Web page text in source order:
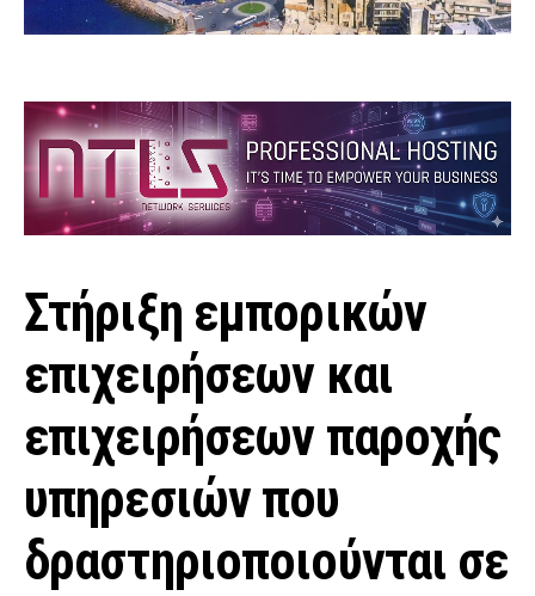
Στήριξη εμπορικών
επιχειρήσεων και
επιχειρήσεων παροχής
υπηρεσιών που
δραστηριοποιούνται σε